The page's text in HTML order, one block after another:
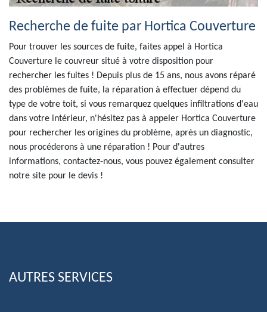
Recherche de fuite par Hortica Couverture
Pour trouver les sources de fuite, faites appel à Hortica
Couverture le couvreur situé à votre disposition pour
rechercher les fuites ! Depuis plus de 15 ans, nous avons réparé
des problèmes de fuite, la réparation à effectuer dépend du
type de votre toit, si vous remarquez quelques infiltrations d'eau
dans votre intérieur, n'hésitez pas à appeler Hortica Couverture
pour rechercher les origines du problème, après un diagnostic,
nous procéderons à une réparation ! Pour d'autres
informations, contactez-nous, vous pouvez également consulter
notre site pour le devis !
AUTRES SERVICES